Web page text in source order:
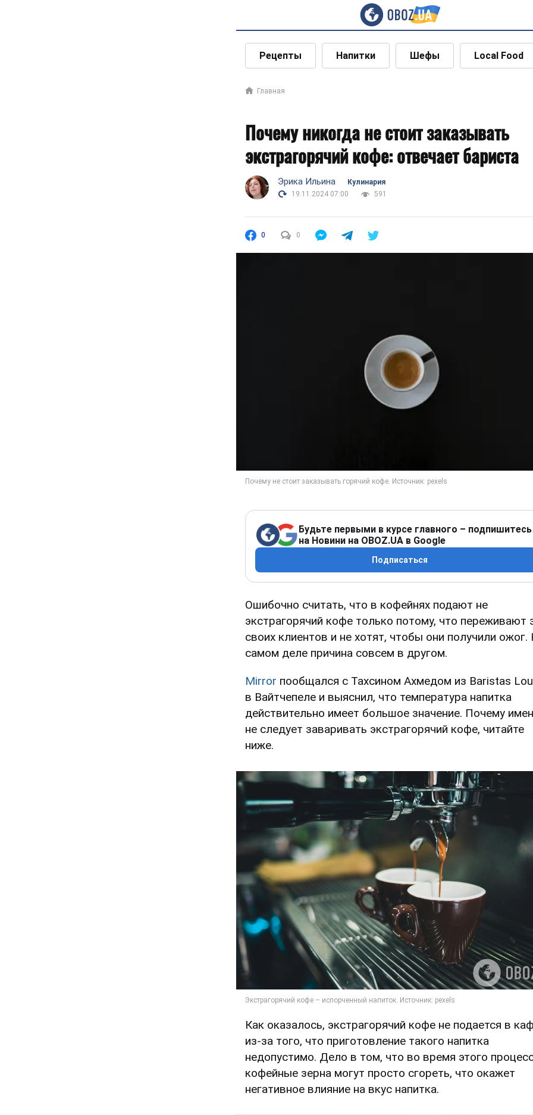
Рецепты Напитки Шефы Local Food
Главная
Почему никогда не стоит заказывать
экстрагорячий кофе: отвечает бариста
Эрика Ильина
Кулинария
19.11.2024 07:00
591
0 0
Будьте первыми в курсе главного – подпишитесь
на Новини на OBOZ.UA в Google
Подписаться
Ошибочно считать, что в кофейнях подают не
экстрагорячий кофе только потому, что переживают
своих клиентов и не хотят, чтобы они получили ожог.
самом деле причина совсем в другом.
Mirror пообщался с Тахсином Ахмедом из Baristas
в Вайтчепеле и выяснил, что температура напитка
действительно имеет большое значение. Почему
не следует заваривать экстрагорячий кофе, читайте
ниже.
Как оказалось, экстрагорячий кофе не подается в
из-за того, что приготовление такого напитка
недопустимо. Дело в том, что во время этого
кофейные зерна могут просто сгореть, что окажет
негативное влияние на вкус напитка.